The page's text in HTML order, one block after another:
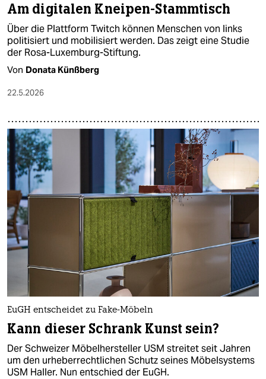
Am digitalen Kneipen-Stammtisch
Über die Plattform Twitch können Menschen von links
politisiert und mobilisiert werden. Das zeigt eine Studie
der Rosa-Luxemburg-Stiftung.
Von Donata Künßberg
22.5.2026
EuGH entscheidet zu Fake-Möbeln
Kann dieser Schrank Kunst sein?
Der Schweizer Möbelhersteller USM streitet seit Jahren
um den urheberrechtlichen Schutz seines Möbelsystems
USM Haller. Nun entschied der EuGH.